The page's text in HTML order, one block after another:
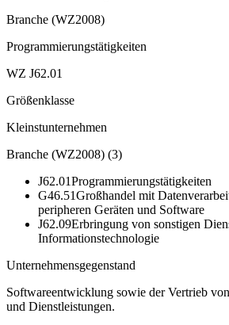
Branche (WZ2008)
Programmierungstätigkeiten
WZ J62.01
Größenklasse
Kleinstunternehmen
Branche (WZ2008) (3)
J62.01Programmierungstätigkeiten
G46.51Großhandel mit
peripheren Geräten und Software
J62.09Erbringung von sonstigen
Informationstechnologie
Unternehmensgegenstand
Softwareentwicklung sowie der Vertrieb
und Dienstleistungen.